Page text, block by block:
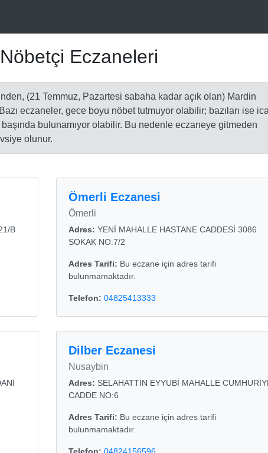
Eczaneleri
(21 Temmuz, Pazartesi sabaha kadar açık olan) Mardin
eczaneler, gece boyu nöbet tutmuyor olabilir; bazıları ise
bulunamıyor olabilir. Bu nedenle eczaneye gitmeden
olunur.
B
Ömerli Eczanesi
Ömerli
Adres: YENİ MAHALLE HASTANE CADDESİ 3086
SOKAK NO:7/2
Adres Tarifi: Bu eczane için adres tarifi
bulunmamaktadır.
Telefon: 04825413333
Dilber Eczanesi
Nusaybin
Adres: SELAHATTİN EYYUBİ MAHALLE
CADDE NO:6
Adres Tarifi: Bu eczane için adres tarifi
bulunmamaktadır.